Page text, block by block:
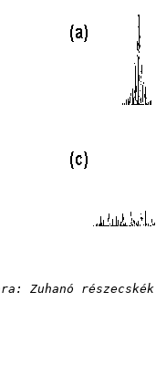
Zuhanó